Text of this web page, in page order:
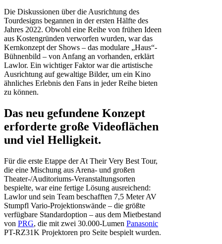
Die Diskussionen über die Ausrichtung des
Tourdesigns begannen in der ersten Hälfte des
Jahres 2022. Obwohl eine Reihe von frühen Ideen
aus Kostengründen verworfen wurden, war das
Kernkonzept der Shows – das modulare „Haus“-
Bühnenbild – von Anfang an vorhanden, erklärt
Lawlor. Ein wichtiger Faktor war die artistische
Ausrichtung auf gewaltige Bilder, um ein Kino
ähnliches Erlebnis den Fans in jeder Reihe bieten
zu können.
Das neu gefundene Konzept
erforderte große Videoflächen
und viel Helligkeit.
Für die erste Etappe der At Their Very Best Tour,
die eine Mischung aus Arena- und großen
Theater-/Auditoriums-Veranstaltungsorten
bespielte, war eine fertige Lösung ausreichend:
Lawlor und sein Team beschafften 7,5 Meter AV
Stumpfl Vario-Projektionswände – die größte
verfügbare Standardoption – aus dem Mietbestand
von PRG, die mit zwei 30.000-Lumen Panasonic
PT-RZ31K Projektoren pro Seite bespielt wurden.